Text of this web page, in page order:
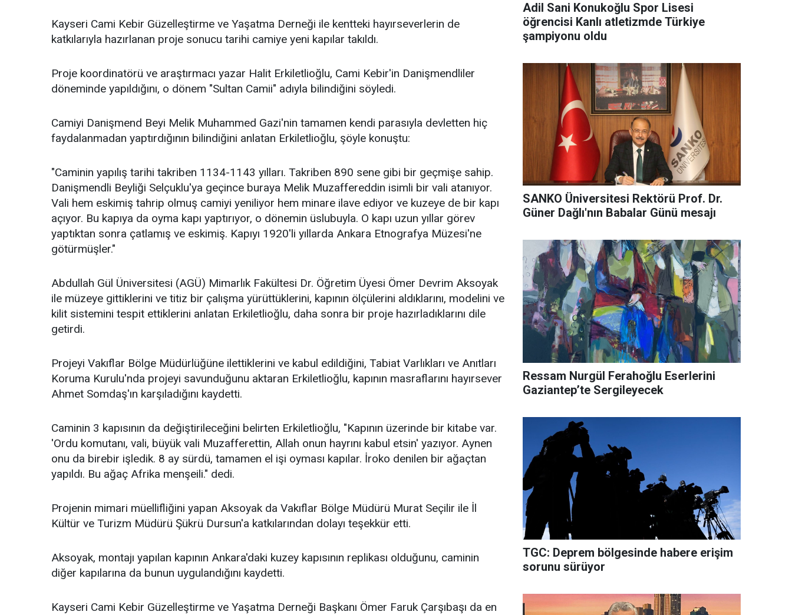
Kayseri Cami Kebir Güzelleştirme ve Yaşatma Derneği ile kentteki hayırseverlerin de
katkılarıyla hazırlanan proje sonucu tarihi camiye yeni kapılar takıldı.
Proje koordinatörü ve araştırmacı yazar Halit Erkiletlioğlu, Cami Kebir'in Danişmendliler
döneminde yapıldığını, o dönem "Sultan Camii" adıyla bilindiğini söyledi.
Camiyi Danişmend Beyi Melik Muhammed Gazi'nin tamamen kendi parasıyla devletten hiç
faydalanmadan yaptırdığının bilindiğini anlatan Erkiletlioğlu, şöyle konuştu:
"Caminin yapılış tarihi takriben 1134-1143 yılları. Takriben 890 sene gibi bir geçmişe sahip.
Danişmendli Beyliği Selçuklu'ya geçince buraya Melik Muzaffereddin isimli bir vali atanıyor.
Vali hem eskimiş tahrip olmuş camiyi yeniliyor hem minare ilave ediyor ve kuzeye de bir kapı
açıyor. Bu kapıya da oyma kapı yaptırıyor, o dönemin üslubuyla. O kapı uzun yıllar görev
yaptıktan sonra çatlamış ve eskimiş. Kapıyı 1920'li yıllarda Ankara Etnografya Müzesi'ne
götürmüşler."
Abdullah Gül Üniversitesi (AGÜ) Mimarlık Fakültesi Dr. Öğretim Üyesi Ömer Devrim Aksoyak
ile müzeye gittiklerini ve titiz bir çalışma yürüttüklerini, kapının ölçülerini aldıklarını, modelini ve
kilit sistemini tespit ettiklerini anlatan Erkiletlioğlu, daha sonra bir proje hazırladıklarını dile
getirdi.
Projeyi Vakıflar Bölge Müdürlüğüne ilettiklerini ve kabul edildiğini, Tabiat Varlıkları ve Anıtları
Koruma Kurulu'nda projeyi savunduğunu aktaran Erkiletlioğlu, kapının masraflarını hayırsever
Ahmet Somdaş'ın karşıladığını kaydetti.
Caminin 3 kapısının da değiştirileceğini belirten Erkiletlioğlu, "Kapının üzerinde bir kitabe var.
'Ordu komutanı, vali, büyük vali Muzafferettin, Allah onun hayrını kabul etsin' yazıyor. Aynen
onu da birebir işledik. 8 ay sürdü, tamamen el işi oyması kapılar. İroko denilen bir ağaçtan
yapıldı. Bu ağaç Afrika menşeili." dedi.
Projenin mimari müellifliğini yapan Aksoyak da Vakıflar Bölge Müdürü Murat Seçilir ile İl
Kültür ve Turizm Müdürü Şükrü Dursun'a katkılarından dolayı teşekkür etti.
Aksoyak, montajı yapılan kapının Ankara'daki kuzey kapısının replikası olduğunu, caminin
diğer kapılarına da bunun uygulandığını kaydetti.
Kayseri Cami Kebir Güzelleştirme ve Yaşatma Derneği Başkanı Ömer Faruk Çarşıbaşı da en
Adil Sani Konukoğlu Spor Lisesi
öğrencisi Kanlı atletizmde Türkiye
şampiyonu oldu
SANKO Üniversitesi Rektörü Prof. Dr.
Güner Dağlı'nın Babalar Günü mesajı
Ressam Nurgül Ferahoğlu Eserlerini
Gaziantep’te Sergileyecek
TGC: Deprem bölgesinde habere erişim
sorunu sürüyor